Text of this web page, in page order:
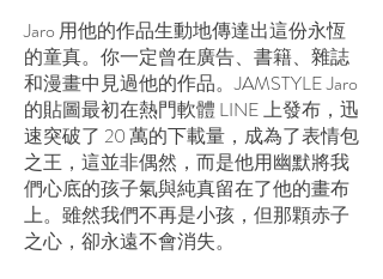
Jaro 用他的作品生動地傳達出這份永恆
的童真。你一定曾在廣告、書籍、雜誌
和漫畫中見過他的作品。JAMSTYLE Jaro
的貼圖最初在熱門軟體 LINE 上發布，迅
速突破了 20 萬的下載量，成為了表情包
之王，這並非偶然，而是他用幽默將我
們心底的孩子氣與純真留在了他的畫布
上。雖然我們不再是小孩，但那顆赤子
之心，卻永遠不會消失。